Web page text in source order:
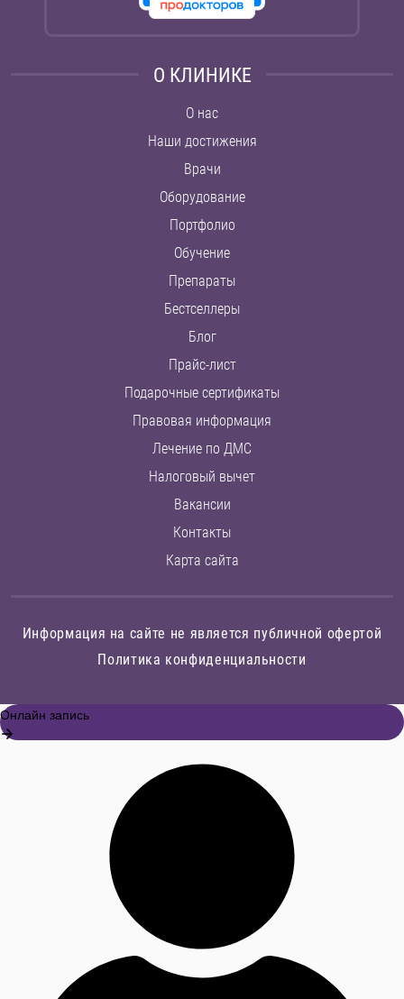
О КЛИНИКЕ
О нас
Наши достижения
Врачи
Оборудование
Портфолио
Обучение
Препараты
Бестселлеры
Блог
Прайс-лист
Подарочные сертификаты
Правовая информация
Лечение по ДМС
Налоговый вычет
Вакансии
Контакты
Карта сайта
Информация на сайте не является публичной офертой
Политика конфиденциальности